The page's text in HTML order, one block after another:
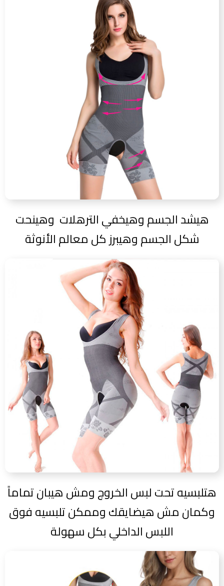
هيشد الجسم وهيخفي الترهلات وهينحت
شكل الجسم وهيبرز كل معالم الأنوثة
هتلبسيه تحت لبس الخروج ومش هيبان تماماً
وكمان مش هيضايقك وممكن تلبسيه فوق
اللبس الداخلي بكل سهولة